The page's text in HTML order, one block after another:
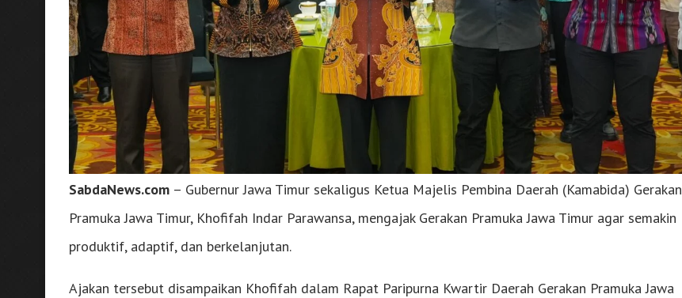
SabdaNews.com – Gubernur Jawa Timur sekaligus Ketua Majelis Pembina Daerah (Kamabida) Gerakan
Pramuka Jawa Timur, Khofifah Indar Parawansa, mengajak Gerakan Pramuka Jawa Timur agar semakin
produktif, adaptif, dan berkelanjutan.
Ajakan tersebut disampaikan Khofifah dalam Rapat Paripurna Kwartir Daerah Gerakan Pramuka Jawa